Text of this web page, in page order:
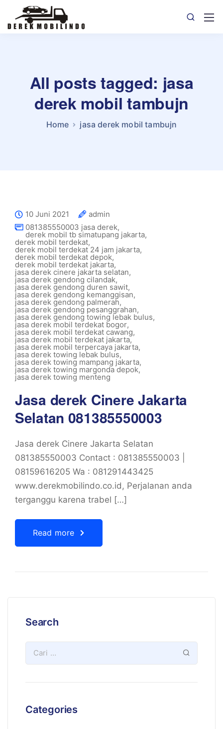
All posts tagged: jasa
derek mobil tambujn
Home jasa derek mobil tambujn
10 Juni 2021
admin
081385550003 jasa derek,
derek mobil tb simatupang jakarta,
derek mobil terdekat,
derek mobil terdekat 24 jam jakarta,
derek mobil terdekat depok,
derek mobil terdekat jakarta,
jasa derek cinere jakarta selatan,
jasa derek gendong cilandak,
jasa derek gendong duren sawit,
jasa derek gendong kemanggisan,
jasa derek gendong palmerah,
jasa derek gendong pesanggrahan,
jasa derek gendong towing lebak bulus,
jasa derek mobil terdekat bogor,
jasa derek mobil terdekat cawang,
jasa derek mobil terdekat jakarta,
jasa derek mobil terpercaya jakarta,
jasa derek towing lebak bulus,
jasa derek towing mampang jakarta,
jasa derek towing margonda depok,
jasa derek towing menteng
Jasa derek Cinere Jakarta
Selatan 081385550003
Jasa derek Cinere Jakarta Selatan
081385550003 Contact : 081385550003 |
08159616205 Wa : 081291443425
www.derekmobilindo.co.id, Perjalanan anda
terganggu karena trabel […]
Read more
Search
Categories